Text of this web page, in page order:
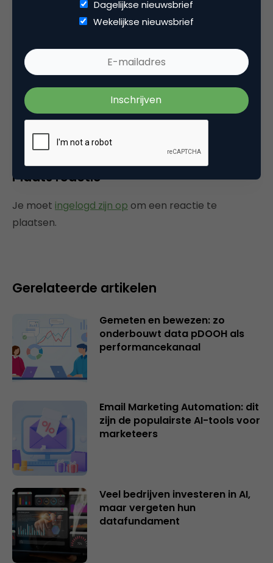
Ik zal sowieso op de site moeten kijken, want ik
ga vanavond een hapje eten in Amsterdam…
24 april 2006 om 06:21
Plaats reactie
Je moet ingelogd zijn op om een reactie te
plaatsen.
Gerelateerde artikelen
Gemeten en bewezen: zo
onderbouwt data pDOOH als
performancekanaal
Email Marketing Automation: dit
zijn de populairste AI-tools voor
marketeers
Veel bedrijven investeren in AI,
maar vergeten hun
datafundament
Dagelijkse nieuwsbrief
Wekelijkse nieuwsbrief